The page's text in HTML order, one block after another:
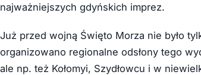
najważniejszych gdyńskich imprez.
Już przed wojną Święto Morza nie było
organizowano regionalne odsłony tego
ale np. też Kołomyi, Szydłowcu i w